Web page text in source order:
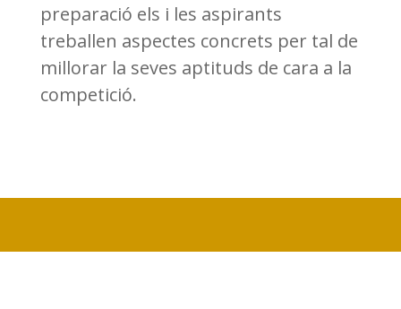
preparació els i les aspirants
treballen aspectes concrets per tal de
millorar la seves aptituds de cara a la
competició.